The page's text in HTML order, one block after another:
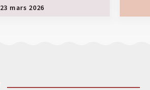
23 mars 2026